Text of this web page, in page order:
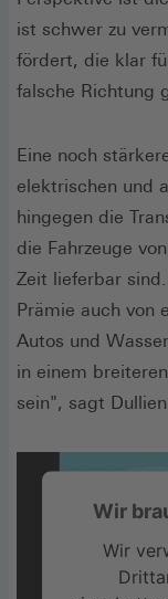
ist schwer zu
fördert, die klar
falsche Richtung
Eine noch
elektrischen und
hingegen die
die Fahrzeuge
Zeit lieferbar
Prämie auch von
Autos und
in einem
sein", sagt Dullien.
Wir
Wir